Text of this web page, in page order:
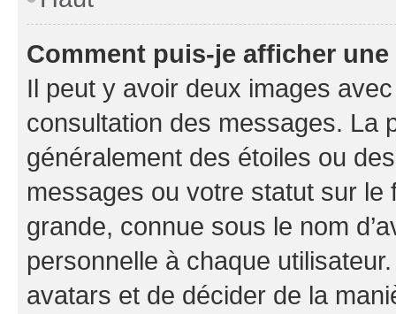
Comment puis-je afficher
Il peut y avoir deux images
consultation des messages. La
généralement des étoiles ou
messages ou votre statut sur
grande, connue sous le nom
personnelle à chaque utilisateur.
avatars et de décider de la